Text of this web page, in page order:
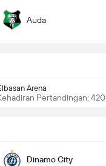
Auda
Dinamo City
Arena
Pertandingan: 420